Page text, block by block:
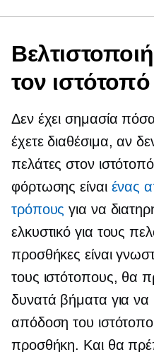
τον
Δεν έχει σημασία
έχετε διαθέσιμα, αν
πελάτες στον
φόρτωσης είναι ένας
τρόπους για να
ελκυστικό για τους
προσθήκες είναι
τους ιστότοπους, θα
δυνατά βήματα για να
απόδοση του
προσθήκη. Και θα